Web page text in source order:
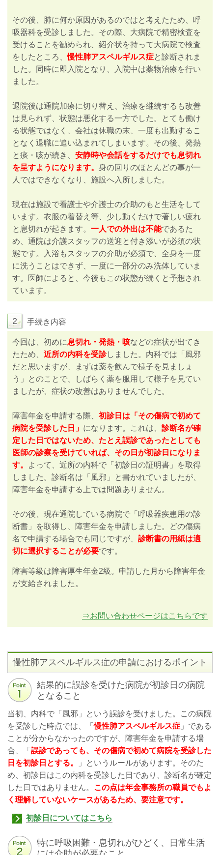
その後、肺に何か原因があるのではと考えたため、呼
吸器科を受診しました。その際、大病院で精密検査を
受けることを勧められ、紹介状を持って大病院で検査
をしたところ、慢性肺アスペルギルス症と診断されま
した。同時に即入院となり、入院中は薬物治療を行い
ました。
退院後は通院加療に切り替え、治療を継続するも改善
は見られず、状態は悪化する一方でした。とても働け
る状態ではなく、会社は休職の末、一度も出勤するこ
となく退職に追い込まれてしまいます。その後、発熱
と痰・咳が続き、 安静時や会話をするだけでも息切れ
を呈すようになります。 身の回りのほとんどの事が一
人ではできなくなり、施設へ入所しました。
現在は施設で看護士や介護士の介助のもと生活をして
います。衣服の着替え等、少し動くだけで著しい疲れ
と息切れが起きます。 一人での外出は不能であるた
め、通院は介護スタッフの送迎と付き添いが必須の状
態です。入浴もスタッフの介助が必須で、全身を一度
に洗うことはできず、一度に一部分のみ洗体していま
す。医師によると、今後もこの状態が続くと予想され
ています。
2 手続き内容
今回は、初めに息切れ・発熱・咳などの症状が出てき
たため、 近所の内科を受診しました。内科では「風邪
だと思いますが、まずは薬を飲んで様子を見ましょ
う」とのことで、しばらく薬を服用して様子を見てい
ましたが、症状の改善はありませんでした。
障害年金を申請する際、 初診日は「その傷病で初めて
病院を受診した日」 になります。これは、 診断名が確
定した日ではないため、たとえ誤診であったとしても
医師の診察を受けていれば、その日が初診日になりま
す。
よって、近所の内科で「初診日の証明書」を取得
しました。診断名は「風邪」と書かれていましたが、
障害年金を申請する上では問題ありません。
その後、現在通院している病院で「呼吸器疾患用の診
断書」を取得し、障害年金を申請しました。どの傷病
名で申請する場合でも同じですが、 診断書の用紙は適
切に選択することが必要です。
障害等級は障害厚生年金2級。申請した月から障害年金
が支給されました。
⇒お問い合わせページはこちらです
慢性肺アスペルギルス症の申請におけるポイント
結果的に誤診を受けた病院が初診日の病院
となること
当初、内科で「風邪」という誤診を受けました。この病院
を受診した時点では、「慢性肺アスペルギルス症 」である
ことが分からなかったのですが、障害年金を申請する場
合、「 誤診であっても、その傷病で初めて病院を受診した
日を初診日とする。
」というルールがあります。そのた
め、初診日はこの内科を受診した日であり、診断名が確定
した日ではありません。 この点は年金事務所の職員でもよ
く理解していないケースがあるため、要注意です。
初診日についてはこちら
特に呼吸困難・息切れがひどく、日常生活